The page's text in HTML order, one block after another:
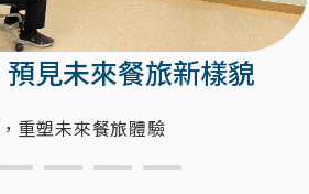
見未來餐旅新樣貌
重塑未來餐旅體驗